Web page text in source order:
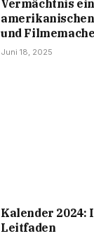
Vermächtnis
und
Juni 18, 2025
Kalender
Leitfaden